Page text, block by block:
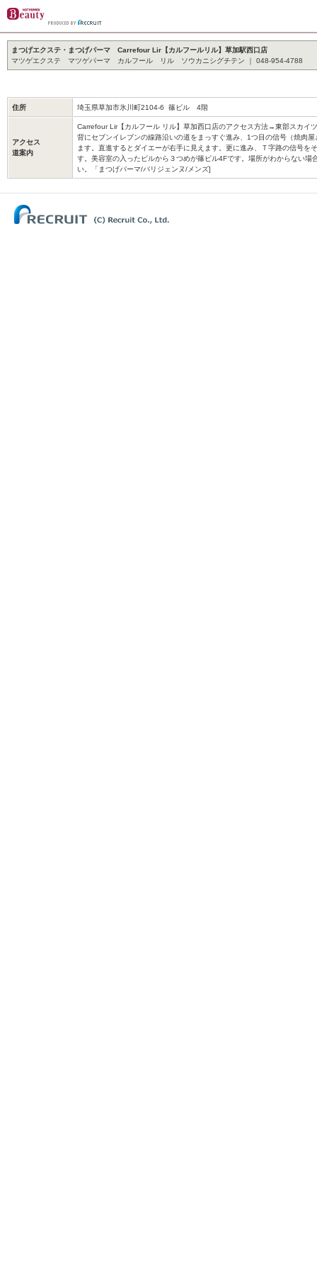
まつげエクステ・まつげパーマ Carrefour Lir【カルフールリル】草加駅西口店
マツゲエクステ マツゲパーマ カルフール リル ソウカニシグチテン ｜ 048-954-4788
住所 埼玉県草加市氷川町2104-6 篠ビル 4階
アクセス
道案内
Carrefour Lir【カルフール リル】草加西口店のアクセス方法→東部スカイ
背にセブンイレブンの線路沿いの道をまっすぐ進み、1つ目の信号（焼肉
ます。直進するとダイエーが右手に見えます。更に進み、Ｔ字路の信号を
す。美容室の入ったビルから３つめが篠ビル4Fです。場所がわからない場
い。「まつげパーマ/パリジェンヌ/メンズ]